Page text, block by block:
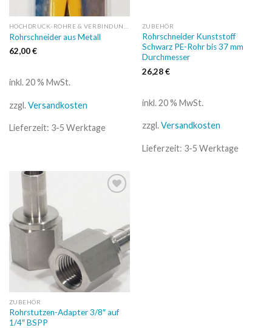
Rohrschneider aus Metall
62,00€
inkl. 20 % MwSt.
zzgl.Versandkosten
Lieferzeit: 3-5 Werktage
ZUBEHÖR
Rohrschneider Kunststoff
Schwarz PE-Rohr bis 37 mm
Durchmesser
26,28€
inkl. 20 % MwSt.
zzgl.Versandkosten
Lieferzeit: 3-5 Werktage
Wunschliste
ZUBEHÖR
Rohrstutzen-Adapter 3/8″ auf
1/4″ BSPP